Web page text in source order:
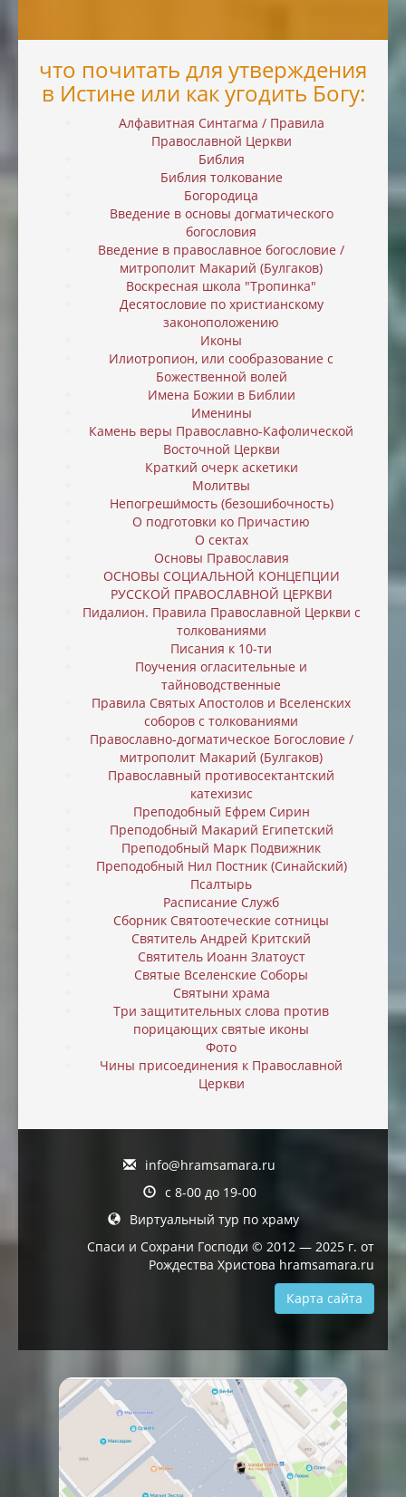
что почитать для утверждения
в Истине или как угодить Богу:
Алфавитная Синтагма / Правила
Православной Церкви
Библия
Библия толкование
Богородица
Введение в основы догматического
богословия
Введение в православное богословие /
митрополит Макарий (Булгаков)
Воскресная школа "Тропинка"
Десятословие по христианскому
законоположению
Иконы
Илиотропион, или cообразование с
Божественной волей
Имена Божии в Библии
Именины
Камень веры Православно-Кафолической
Восточной Церкви
Краткий очерк аскетики
Молитвы
Непогреши́мость (безошибочность)
О подготовки ко Причастию
О сектах
Основы Православия
ОСНОВЫ СОЦИАЛЬНОЙ КОНЦЕПЦИИ
РУССКОЙ ПРАВОСЛАВНОЙ ЦЕРКВИ
Пидалион. Правила Православной Церкви с
толкованиями
Писания к 10-ти
Поучения огласительные и
тайноводственные
Правила Святых Апостолов и Вселенских
соборов с толкованиями
Православно-догматическое Богословие /
митрополит Макарий (Булгаков)
Православный противосектантский
катехизис
Преподобный Ефрем Сирин
Преподобный Макарий Египетский
Преподобный Марк Подвижник
Преподобный Нил Постник (Синайский)
Псалтырь
Расписание Служб
Сборник Святоотеческие сотницы
Святитель Андрей Критский
Святитель Иоанн Златоуст
Святые Вселенские Соборы
Святыни храма
Три защитительных слова против
порицающих святые иконы
Фото
Чины присоединения к Православной
Церкви
info@hramsamara.ru
с 8-00 до 19-00
Виртуальный тур по храму
Спаси и Сохрани Господи © 2012 — 2025 г. от
Рождества Христова hramsamara.ru
Карта сайта